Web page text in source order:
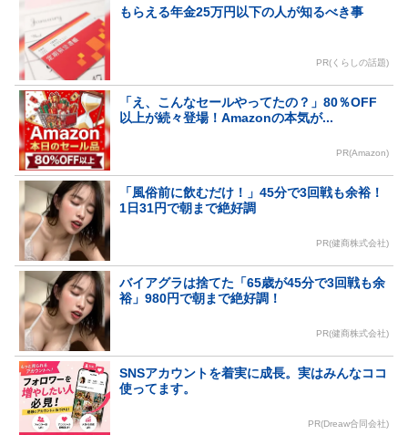
もらえる年金25万円以下の人が知るべき事
PR(くらしの話題)
「え、こんなセールやってたの？」80％OFF
以上が続々登場！Amazonの本気が...
PR(Amazon)
「風俗前に飲むだけ！」45分で3回戦も余裕！
1日31円で朝まで絶好調
PR(健商株式会社)
バイアグラは捨てた「65歳が45分で3回戦も余
裕」980円で朝まで絶好調！
PR(健商株式会社)
SNSアカウントを着実に成長。実はみんなココ
使ってます。
PR(Dreaw合同会社)